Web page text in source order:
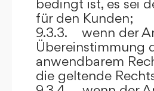
bedingt ist, es sei
für den Kunden;
9.3.3. wenn der
Übereinstimmung
anwendbarem
die geltende